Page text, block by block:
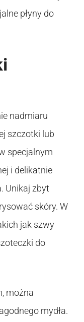
płyny do
nadmiaru
szczotki lub
specjalnym
i delikatnie
Unikaj zbyt
skóry. W
jak szwy
do
można
mydła.